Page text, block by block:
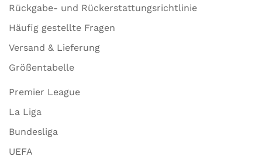
Rückgabe- und Rückerstattungsrichtlinie
Häufig gestellte Fragen
Versand & Lieferung
Größentabelle
Premier League
La Liga
Bundesliga
UEFA